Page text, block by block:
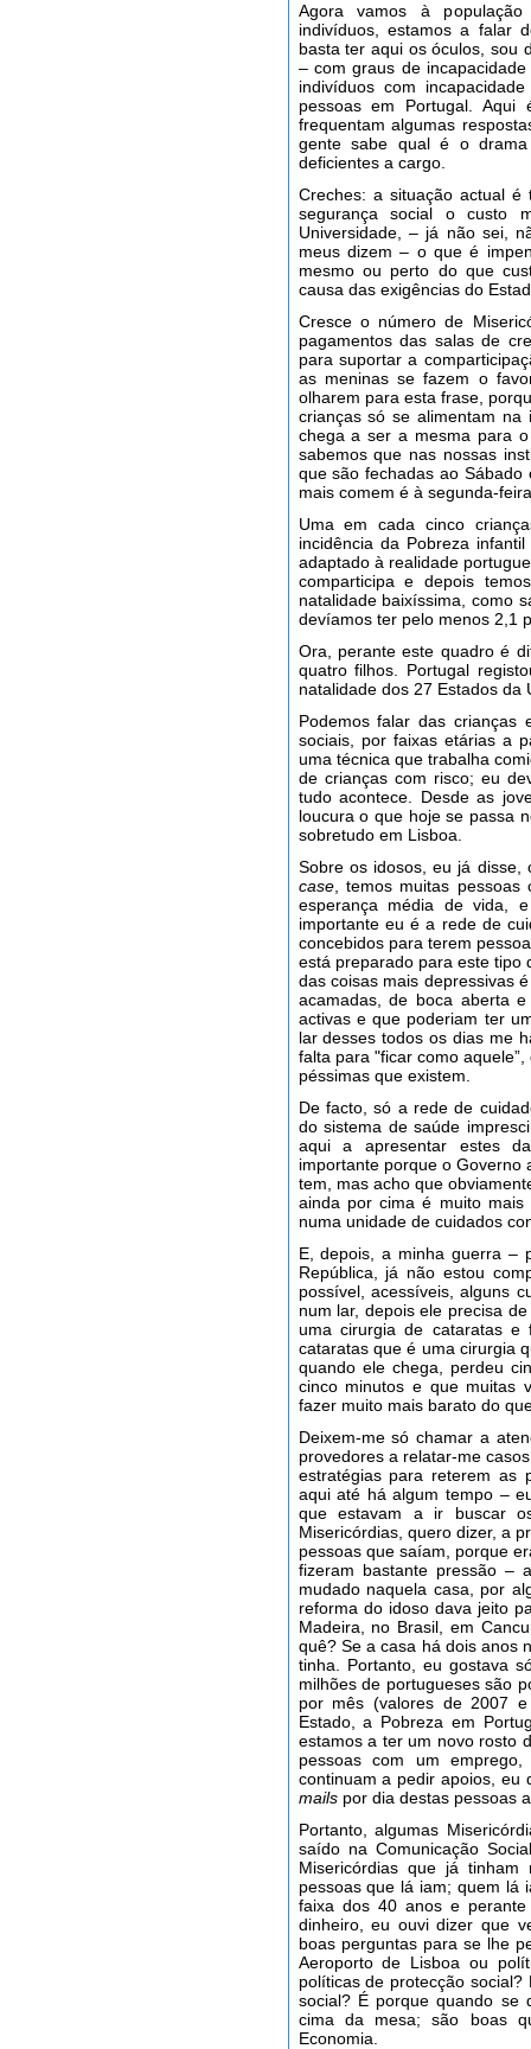
Agora vamos à
indivíduos, estamos a falar
basta ter aqui os óculos, sou
– com graus de
indivíduos com
pessoas em Portugal.
frequentam algumas
gente sabe qual é o
deficientes a cargo.
Creches: a situação actual
segurança social o
Universidade, – já não sei,
meus dizem – o que é
mesmo ou perto do que
causa das exigências do
Cresce o número de
pagamentos das salas de
para suportar a
as meninas se fazem o
olharem para esta frase,
crianças só se alimentam
chega a ser a mesma para
sabemos que nas nossas
que são fechadas ao
mais comem é à segunda-
Uma em cada cinco
incidência da Pobreza
adaptado à realidade
comparticipa e depois
natalidade baixíssima, como
devíamos ter pelo menos 2,1
Ora, perante este quadro é
quatro filhos. Portugal
natalidade dos 27 Estados da
Podemos falar das crianças
sociais, por faixas etárias a
uma técnica que trabalha
de crianças com risco; eu
tudo acontece. Desde as
loucura o que hoje se passa
sobretudo em Lisboa.
Sobre os idosos, eu já
case, temos muitas
esperança média de vida,
importante eu é a rede de
concebidos para terem
está preparado para este tipo
das coisas mais depressivas
acamadas, de boca aberta
activas e que poderiam ter
lar desses todos os dias me
falta para "ficar como
péssimas que existem.
De facto, só a rede de
do sistema de saúde
aqui a apresentar estes
importante porque o Governo
tem, mas acho que
ainda por cima é muito mais
numa unidade de cuidados
E, depois, a minha guerra –
República, já não estou
possível, acessíveis, alguns
num lar, depois ele precisa
uma cirurgia de cataratas
cataratas que é uma cirurgia
quando ele chega, perdeu
cinco minutos e que muitas
fazer muito mais barato do
Deixem-me só chamar a
provedores a relatar-me
estratégias para reterem as
aqui até há algum tempo –
que estavam a ir buscar
Misericórdias, quero dizer, a
pessoas que saíam, porque
fizeram bastante pressão –
mudado naquela casa, por
reforma do idoso dava jeito
Madeira, no Brasil, em
quê? Se a casa há dois anos
tinha. Portanto, eu gostava
milhões de portugueses são
por mês (valores de 2007
Estado, a Pobreza em
estamos a ter um novo rosto
pessoas com um
continuam a pedir apoios, eu
mailspor dia destas pessoas
Portanto, algumas
saído na Comunicação
Misericórdias que já
pessoas que lá iam; quem lá
faixa dos 40 anos e
dinheiro, eu ouvi dizer que
boas perguntas para se lhe
Aeroporto de Lisboa ou
políticas de protecção
social? É porque quando
cima da mesa; são boas
Economia.